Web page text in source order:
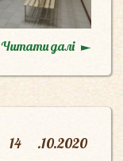
Читати далі
14 .10.2020